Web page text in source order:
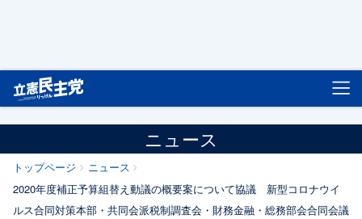
ニュース
トップページ
ニュース
2020年度補正予算組替え動議の概要案について協議 新型コロナウイ
ルス合同対策本部・共同会派税制調査会・財務金融・総務部会合同会議